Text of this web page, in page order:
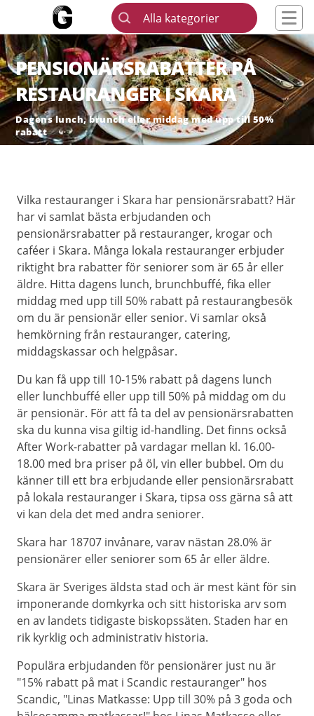
Alla kategorier
PENSIONÄRSRABATTER PÅ
RESTAURANGER I SKARA
Dagens lunch, brunch eller middag med upp till 50%
rabatt
Vilka restauranger i Skara har pensionärsrabatt? Här
har vi samlat bästa erbjudanden och
pensionärsrabatter på restauranger, krogar och
caféer i Skara. Många lokala restauranger erbjuder
riktight bra rabatter för seniorer som är 65 år eller
äldre. Hitta dagens lunch, brunchbuffé, fika eller
middag med upp till 50% rabatt på restaurangbesök
om du är pensionär eller senior. Vi samlar okså
hemkörning från restauranger, catering,
middagskassar och helgpåsar.
Du kan få upp till 10-15% rabatt på dagens lunch
eller lunchbuffé eller upp till 50% på middag om du
är pensionär. För att få ta del av pensionärsrabatten
ska du kunna visa giltig id-handling. Det finns också
After Work-rabatter på vardagar mellan kl. 16.00-
18.00 med bra priser på öl, vin eller bubbel. Om du
känner till ett bra erbjudande eller pensionärsrabatt
på lokala restauranger i Skara, tipsa oss gärna så att
vi kan dela det med andra seniorer.
Skara har 18707 invånare, varav nästan 28.0% är
pensionärer eller seniorer som 65 år eller äldre.
Skara är Sveriges äldsta stad och är mest känt för sin
imponerande domkyrka och sitt historiska arv som
en av landets tidigaste biskopssäten. Staden har en
rik kyrklig och administrativ historia.
Populära erbjudanden för pensionärer just nu är
"15% rabatt på mat i Scandic restauranger" hos
Scandic, "Linas Matkasse: Upp till 30% på 3 goda och